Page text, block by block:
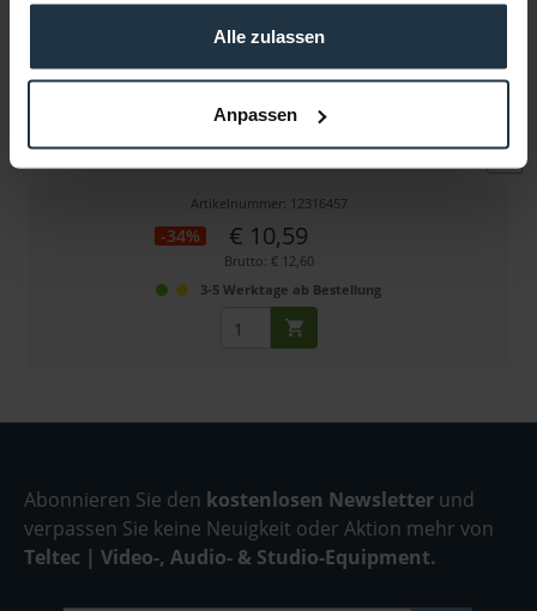
gesammelt haben.
Alle zulassen
Anpassen
Akustikschlauch mit Kordelüberzug für z.B. FilmPro...
Artikelnummer: 12316457
-34% € 10,59
Brutto: € 12,60
3-5 Werktage ab Bestellung
Abonnieren Sie den kostenlosen Newsletter und
verpassen Sie keine Neuigkeit oder Aktion mehr von
Teltec | Video-, Audio- & Studio-Equipment.